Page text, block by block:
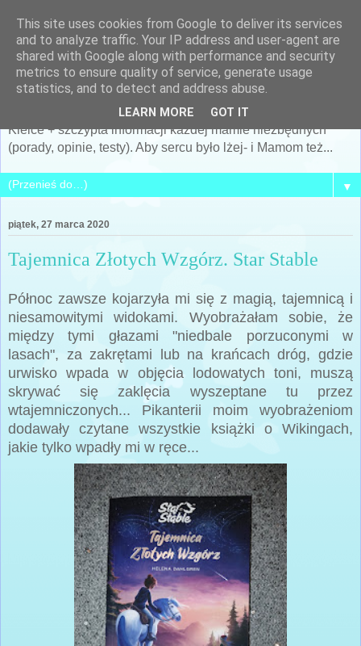
Po prostu MAMA... czyli
Siostra Archeo
Kobieta, Matka, żona... i cały mój świat... + archeologia +
Kielce + szczypta informacji każdej mamie niezbędnych
(porady, opinie, testy). Aby sercu było lżej- i Mamom też...
▼
piątek, 27 marca 2020
Tajemnica Złotych Wzgórz. Star Stable
Północ zawsze kojarzyła mi się z magią, tajemnicą i
niesamowitymi widokami. Wyobrażałam sobie, że
między tymi głazami "niedbale porzuconymi w
lasach", za zakrętami lub na krańcach dróg, gdzie
urwisko wpada w objęcia lodowatych toni, muszą
skrywać się zaklęcia wyszeptane tu przez
wtajemniczonych... Pikanterii moim wyobrażeniom
dodawały czytane wszystkie książki o Wikingach,
jakie tylko wpadły mi w ręce...
This site uses cookies from Google to deliver its services
and to analyze traffic. Your IP address and user-agent are
shared with Google along with performance and security
metrics to ensure quality of service, generate usage
statistics, and to detect and address abuse.
LEARN MORE GOT IT